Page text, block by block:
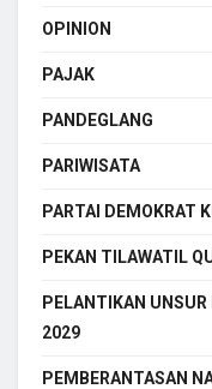
OPINION
PAJAK
PANDEGLANG
PARIWISATA
PARTAI DEMOKRAT
PEKAN TILAWATIL
PELANTIKAN
2029
PEMBERANTASAN